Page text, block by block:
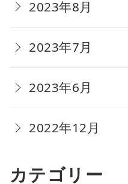
2023年8月
2023年7月
2023年6月
2022年12月
カテゴリー